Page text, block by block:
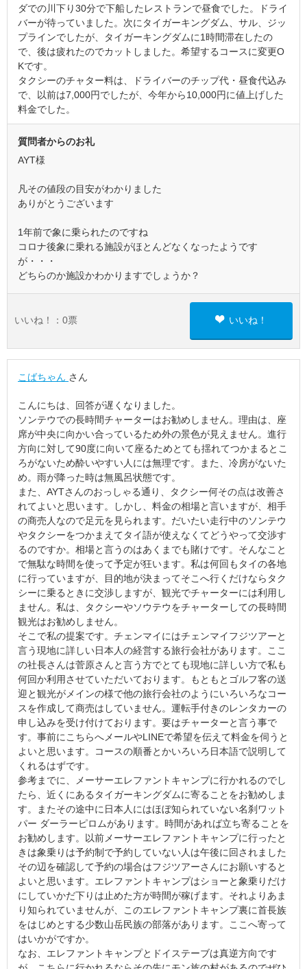
ダでの川下り30分で下船したレストランで昼食でした。ドライ
バーが待っていました。次にタイガーキングダム、サル、ジッ
プラインでしたが、タイガーキングダムに1時間滞在したの
で、後は疲れたのでカットしました。希望するコースに変更O
Kです。
タクシーのチャター料は、ドライバーのチップ代・昼食代込み
で、以前は7,000円でしたが、今年から10,000円に値上げした
料金でした。
質問者からのお礼
AYT様
凡その値段の目安がわかりました
ありがとうございます
1年前で象に乗られたのですね
コロナ後象に乗れる施設がほとんどなくなったようです
が・・・
どちらのか施設かわかりますでしょうか？
いいね！： 0票 いいね！
こばちゃん さん
こんにちは、回答が遅くなりました。
ソンテウでの長時間チャーターはお勧めしません。理由は、座
席が中央に向かい合っているため外の景色が見えません。進行
方向に対して90度に向いて座るためとても揺れてつかまるとこ
ろがないため酔いやすい人には無理です。また、冷房がないた
め。雨が降った時は無風呂状態です。
また、AYTさんのおっしゃる通り、タクシー何その点は改善さ
れてよいと思います。しかし、料金の相場と言いますが、相手
の商売人なので足元を見られます。だいたい走行中のソンテウ
やタクシーをつかまえてタイ語が使えなくてどうやって交渉す
るのですか。相場と言うのはあくまでも賭けです。そんなこと
で無駄な時間を使って予定が狂います。私は何回もタイの各地
に行っていますが、目的地が決まってそこへ行くだけならタク
シーに乗るときに交渉しますが、観光でチャーターには利用し
ません。私は、タクシーやソウテウをチャーターしての長時間
観光はお勧めしません。
そこで私の提案です。チェンマイにはチェンマイフジツアーと
言う現地に詳しい日本人の経営する旅行会社があります。ここ
の社長さんは菅原さんと言う方でとても現地に詳しい方で私も
何回か利用させていただいております。もともとゴルフ客の送
迎と観光がメインの様で他の旅行会社のようにいろいろなコー
スを作成して商売はしていません。運転手付きのレンタカーの
申し込みを受け付けております。要はチャーターと言う事で
す。事前にこちらへメールやLINEで希望を伝えて料金を伺うと
よいと思います。コースの順番とかいろいろ日本語で説明して
くれるはずです。
参考までに、メーサーエレファントキャンプに行かれるのでし
たら、近くにあるタイガーキングダムに寄ることをお勧めしま
す。またその途中に日本人にはほぼ知られていない名刹ワット
パー ダーラーピロムがあります。時間があれば立ち寄ることを
お勧めします。以前メーサーエレファントキャンプに行ったと
きは象乗りは予約制で予約していない人は午後に回されました
その辺を確認して予約の場合はフジツアーさんにお願いすると
よいと思います。エレファントキャンプはショーと象乗りだけ
にしていかだ下りは止めた方が時間が稼げます。それよりあま
り知られていませんが、このエレファントキャンプ裏に首長族
をはじめとする少数山岳民族の部落があります。ここへ寄って
はいかがですか。
なお、エレファントキャンプとドイステーブは真逆方向です